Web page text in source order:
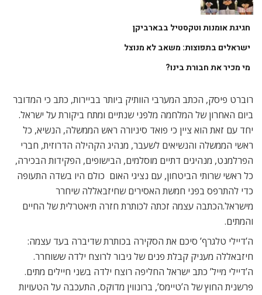
חגיגת אומנות וטקסטיל בבארביקן
ישראלים בתפוצות: משאב לא מנוצל
מי מכיר את חבורת בינו?
רוברט פיסק, הכתב המערבי הוותיק ביותר בביירות, כתב כי המדובר
ביום האחרון של המלחמה מלפני שנתיים ומתח ביקורת על ישראל.
יחד עם זאת הוא ציין כי פואד סיניורה ראש הממשלה, הנשיא, כל
ראשי הממשלה והנשיאים לשעבר, מנהיג הקהילה הדרוזית, חברי
הפרלמנט, מנהיגים דתיים מוסלמים, הבישופים, הפקידות הבכירה,
כל ראשי שרותי הביטחון, עם נציגי האום  כולם היו בשדה התעופה
כדי להתרפס בפני חמשת האסירים שחיזבאללה שיחרר
מישראל.הכתבה עצמה זכתה לכותרת חזרה תיאטרלית של החיים
והמתים.
ה’דיילי טלגרף’ סיכם את הסקירה בכותרת שדיברה בעד עצמה:
חיזבאללה מעניק קבלת פנים של גיבור לרוצח ילדה ששוחרר.
ה’דיילי מייל’ כתב ישראל החליפה רוצח ילדה בשני חיילים מתים.
פרשנית החוץ של ה’טיימס’, ברונווין מדוקס, התעכבה על הטעויות